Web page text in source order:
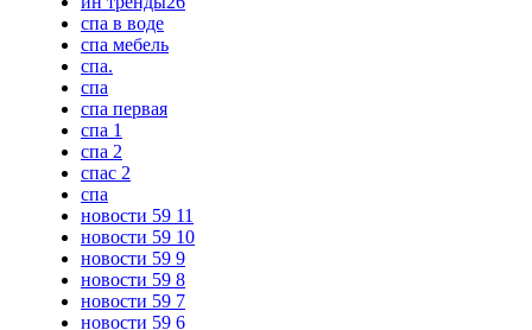
спа в воде
спа мебель
спа.
спа
спа первая
спа 1
спа 2
спас 2
спа
новости 59 11
новости 59 10
новости 59 9
новости 59 8
новости 59 7
новости 59 6